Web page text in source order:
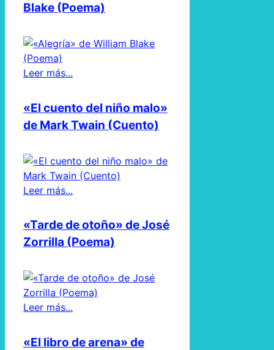
Blake (Poema)
Leer más...
«El cuento del niño malo»
de Mark Twain (Cuento)
Leer más...
«Tarde de otoño» de José
Zorrilla (Poema)
Leer más...
«El libro de arena» de